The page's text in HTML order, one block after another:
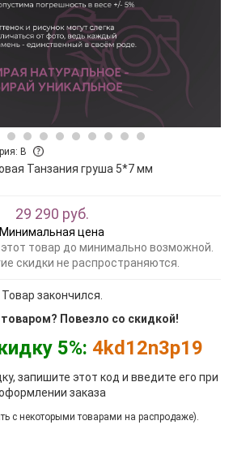
B
Танзания груша 5*7 мм
29 290 руб.
Минимальная цена
товар до минимально возможной.
скидки не распространяются.
Товар закончился.
товаром? Повезло со скидкой!
5%: 4kd12n3p19
запишите этот код и введите его при
заказа
с некоторыми товарами на распродаже).